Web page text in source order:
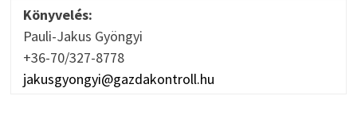
Könyvelés:
Pauli-Jakus Gyöngyi
+36-70/327-8778
jakusgyongyi@gazdakontroll.hu